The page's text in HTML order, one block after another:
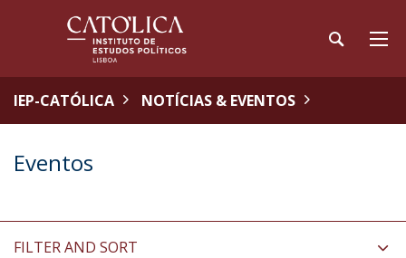
IEP-CATÓLICA NOTÍCIAS & EVENTOS
Eventos
FILTER AND SORT